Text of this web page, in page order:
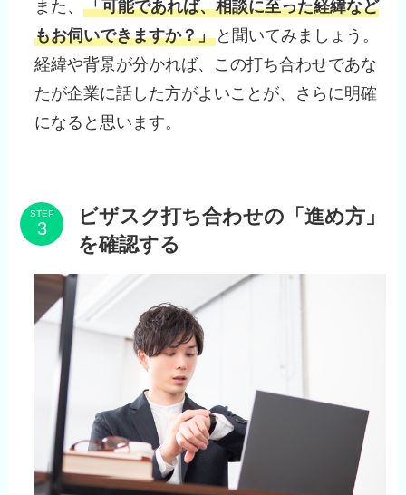
また、「可能であれば、相談に至った経緯など
もお伺いできますか？」 と聞いてみましょう。
経緯や背景が分かれば、この打ち合わせであな
たが企業に話した方がよいことが、さらに明確
になると思います。
STEP
ビザスク打ち合わせの「進め方」
を確認する